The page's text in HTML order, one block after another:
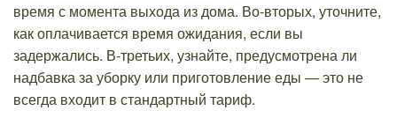
время с момента выхода из дома. Во-вторых, уточните,
как оплачивается время ожидания, если вы
задержались. В-третьих, узнайте, предусмотрена ли
надбавка за уборку или приготовление еды — это не
всегда входит в стандартный тариф.